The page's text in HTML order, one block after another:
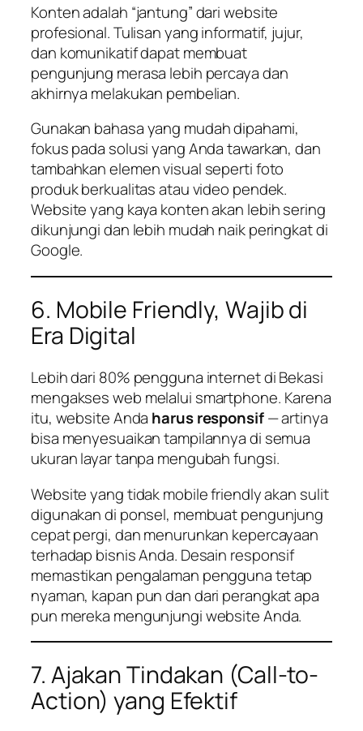
Konten adalah “jantung” dari website
profesional. Tulisan yang informatif, jujur,
dan komunikatif dapat membuat
pengunjung merasa lebih percaya dan
akhirnya melakukan pembelian.
Gunakan bahasa yang mudah dipahami,
fokus pada solusi yang Anda tawarkan, dan
tambahkan elemen visual seperti foto
produk berkualitas atau video pendek.
Website yang kaya konten akan lebih sering
dikunjungi dan lebih mudah naik peringkat di
Google.
6. Mobile Friendly, Wajib di
Era Digital
Lebih dari 80% pengguna internet di Bekasi
mengakses web melalui smartphone. Karena
itu, website Anda harus responsif— artinya
bisa menyesuaikan tampilannya di semua
ukuran layar tanpa mengubah fungsi.
Website yang tidak mobile friendly akan sulit
digunakan di ponsel, membuat pengunjung
cepat pergi, dan menurunkan kepercayaan
terhadap bisnis Anda. Desain responsif
memastikan pengalaman pengguna tetap
nyaman, kapan pun dan dari perangkat apa
pun mereka mengunjungi website Anda.
7. Ajakan Tindakan (Call-to-
Action) yang Efektif